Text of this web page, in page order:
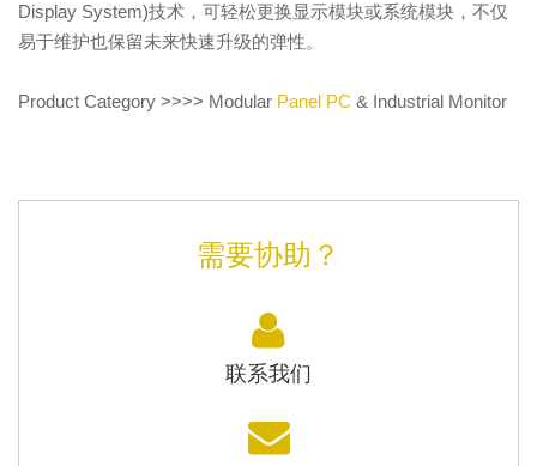
Display System)技术，可轻松更换显示模块或系统模块，不仅
易于维护也保留未来快速升级的弹性。
Product Category >>>> Modular Panel PC & Industrial Monitor
需要协助？
联系我们